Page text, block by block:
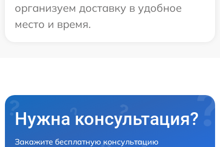
организуем доставку в удобное
место и время.
Нужна консультация?
Закажите бесплатную консультацию